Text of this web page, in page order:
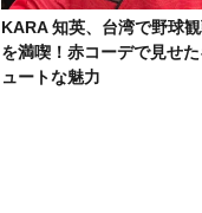
KARA 知英、台湾で野球
を満喫！赤コーデで見せた
ュートな魅力